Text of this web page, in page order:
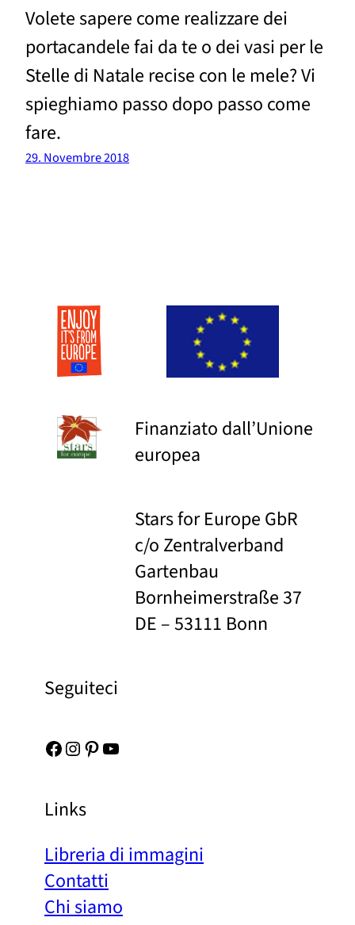
Volete sapere come realizzare dei
portacandele fai da te o dei vasi per le
Stelle di Natale recise con le mele? Vi
spieghiamo passo dopo passo come
fare.
29. Novembre 2018
Finanziato dall’Unione
europea
Stars for Europe GbR
c/o Zentralverband
Gartenbau
Bornheimerstraße 37
DE – 53111 Bonn
Seguiteci
Facebook Instagram Pinterest YouTube
Links
Libreria di immagini
Contatti
Chi siamo